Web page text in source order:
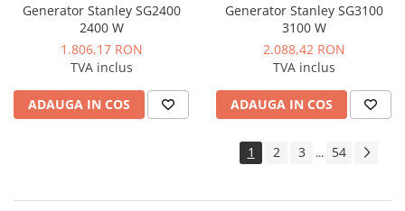
Vase de expansiune pentru
Grupuri de pompare apa
Echipamente de filtrare si
Generator Stanley SG2400
2400 W
1.806,17 RON
TVA inclus
ADAUGA IN COS
Generator Stanley SG3100
3100 W
2.088,42 RON
TVA inclus
ADAUGA IN COS
1 2 3 ... 54